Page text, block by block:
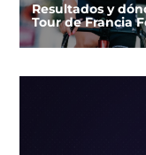
Resultados y
Tour de Francia